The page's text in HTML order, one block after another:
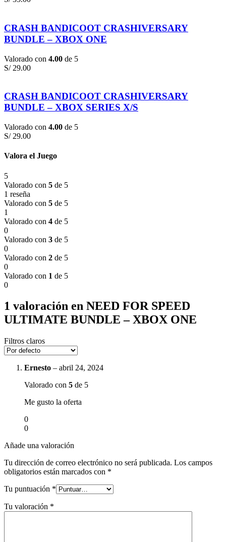
CRASH BANDICOOT CRASHIVERSARY
BUNDLE – XBOX ONE
Valorado con 4.00 de 5
S/29.00
CRASH BANDICOOT CRASHIVERSARY
BUNDLE – XBOX SERIES X/S
Valorado con 4.00 de 5
S/29.00
Valora el Juego
5
Valorado con 5 de 5
1 reseña
Valorado con 5 de 5
1
Valorado con 4 de 5
0
Valorado con 3 de 5
0
Valorado con 2 de 5
0
Valorado con 1 de 5
0
1 valoración en NEED FOR SPEED
ULTIMATE BUNDLE – XBOX ONE
Filtros claros
Ernesto – abril 24, 2024
Valorado con 5 de 5
Me gusto la oferta
0
0
Añade una valoración
Tu dirección de correo electrónico no será publicada. Los campos
obligatorios están marcados con *
Tu puntuación *
Tu valoración *